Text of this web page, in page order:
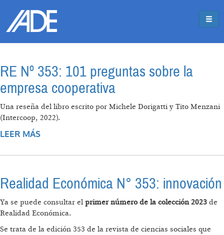
RE Nº 353: 101 preguntas sobre la
empresa cooperativa
Una reseña del libro escrito por Michele Dorigatti y Tito Menzani
(Intercoop, 2022).
LEER MÁS
Realidad Económica N° 353: innovación
Ya se puede consultar el primer número de la colección 2023 de
Realidad Económica.
Se trata de la edición 353 de la revista de ciencias sociales que